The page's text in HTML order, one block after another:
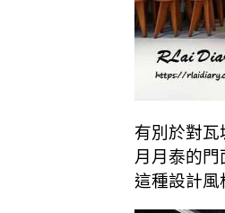
有別於對瓦
月月泰的
這種設計風